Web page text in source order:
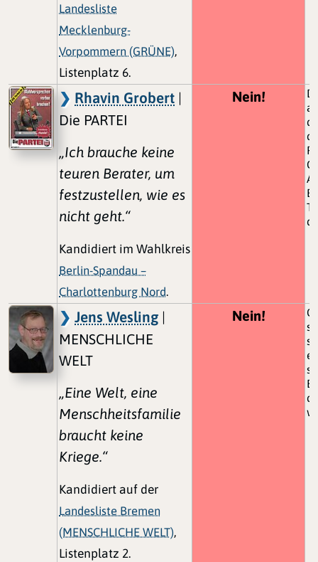
Landesliste
Mecklenburg-
Vorpommern (GRÜNE),
Listenplatz 6.
Rhavin Grobert |
Die PARTEI
„Ich brauche keine
teuren Berater, um
festzustellen, wie es
nicht geht.“
Kandidiert im Wahlkreis
Berlin-Spandau –
Charlottenburg Nord.
Nein!
Jens Wesling |
MENSCHLICHE
WELT
„Eine Welt, eine
Menschheitsfamilie
braucht keine
Kriege.“
Kandidiert auf der
Landesliste Bremen
(MENSCHLICHE WELT),
Listenplatz 2.
Nein!